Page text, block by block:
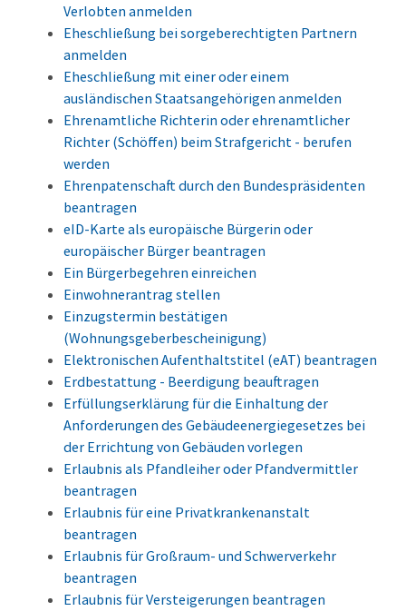
Verlobten anmelden
Eheschließung bei sorgeberechtigten Partnern
anmelden
Eheschließung mit einer oder einem
ausländischen Staatsangehörigen anmelden
Ehrenamtliche Richterin oder ehrenamtlicher
Richter (Schöffen) beim Strafgericht - berufen
werden
Ehrenpatenschaft durch den Bundespräsidenten
beantragen
eID-Karte als europäische Bürgerin oder
europäischer Bürger beantragen
Ein Bürgerbegehren einreichen
Einwohnerantrag stellen
Einzugstermin bestätigen
(Wohnungsgeberbescheinigung)
Elektronischen Aufenthaltstitel (eAT) beantragen
Erdbestattung - Beerdigung beauftragen
Erfüllungserklärung für die Einhaltung der
Anforderungen des Gebäudeenergiegesetzes bei
der Errichtung von Gebäuden vorlegen
Erlaubnis als Pfandleiher oder Pfandvermittler
beantragen
Erlaubnis für eine Privatkrankenanstalt
beantragen
Erlaubnis für Großraum- und Schwerverkehr
beantragen
Erlaubnis für Versteigerungen beantragen